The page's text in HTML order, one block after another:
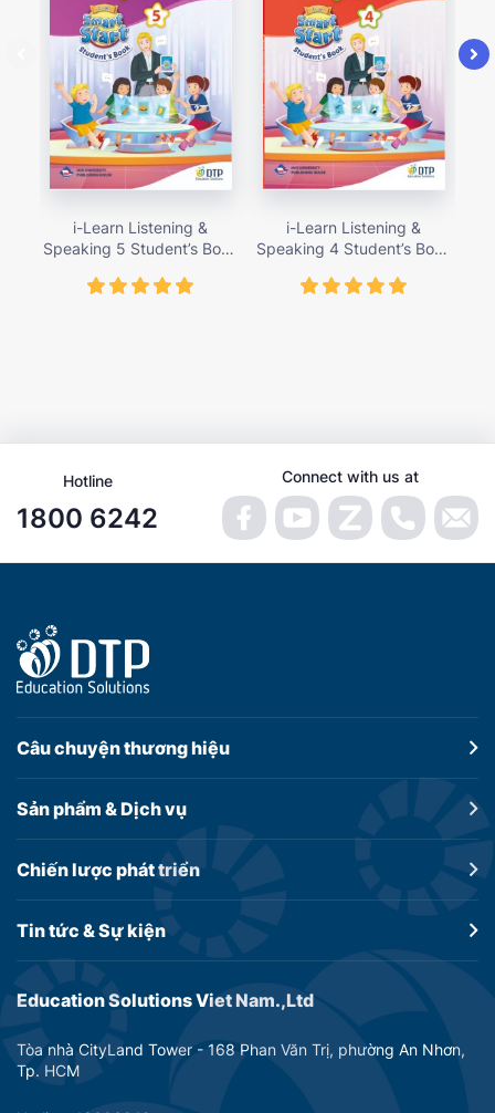
i-Learn Listening &
Speaking 5 Student’s Book
i-Learn Listening &
Speaking 4 Student’s Book
Hotline
1800 6242
Connect with us at
Education Solutions Viet Nam.,Ltd
Tòa nhà CityLand Tower - 168 Phan Văn Trị, phường An Nhơn,
Tp. HCM
Câu chuyệnthương hiệu
Sản phẩm &Dịch vụ
Chiến lược phát triển
Tin tức &Sự kiện